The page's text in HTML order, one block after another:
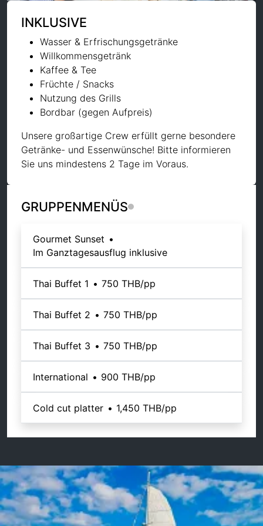
INKLUSIVE
Wasser & Erfrischungsgetränke
Willkommensgetränk
Kaffee & Tee
Früchte / Snacks
Nutzung des Grills
Bordbar (gegen Aufpreis)
Unsere großartige Crew erfüllt gerne besondere
Getränke- und Essenwünsche! Bitte informieren
Sie uns mindestens 2 Tage im Voraus.
GRUPPENMENÜS
Gourmet Sunset •
Im Ganztagesausflug inklusive
Thai Buffet 1 • 750 THB/pp
Thai Buffet 2 • 750 THB/pp
Thai Buffet 3 • 750 THB/pp
International • 900 THB/pp
Cold cut platter • 1,450 THB/pp